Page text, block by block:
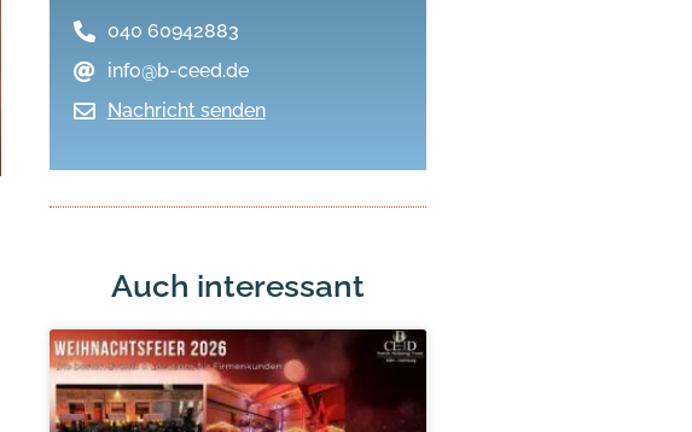
040 60942883
info@b-ceed.de
Nachricht senden
Auch interessant